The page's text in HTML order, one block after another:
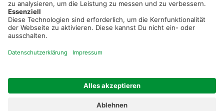
Registriere dich kostenlos!
einfach und bequem!
Kostenlos registrieren & sofort starten